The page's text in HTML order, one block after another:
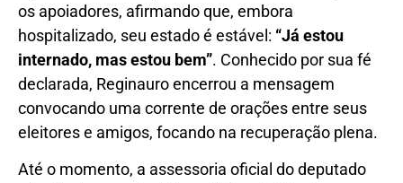
os apoiadores, afirmando que, embora
hospitalizado, seu estado é estável: “Já estou
internado, mas estou bem”. Conhecido por sua fé
declarada, Reginauro encerrou a mensagem
convocando uma corrente de orações entre seus
eleitores e amigos, focando na recuperação plena.
Até o momento, a assessoria oficial do deputado